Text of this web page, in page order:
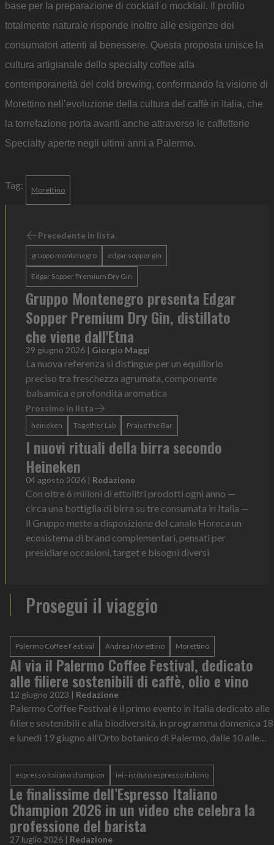
base per la preparazione di cocktail o mocktail. Il profilo
totalmente naturale risponde inoltre alle esigenze dei
consumatori attenti al benessere. Questa proposta unisce la
cultura artigianale dello specialty coffee alla
contemporaneità del cold brewing, confermando la visione di
Morettino nell’evoluzione della cultura del caffè in Italia, che
la torrefazione porta avanti anche attraverso le caffetterie
Specialty aperte negli ultimi anni a Palermo.
Tag: Morettino
Precedente in lista
gruppo montenegro edgar sopper gin
Edgar Sopper Premium Dry Gin
Gruppo Montenegro presenta Edgar
Sopper Premium Dry Gin, distillato
che viene dall'Etna
29 giugno 2026 | Giorgio Maggi
La nuova referenza si distingue per un equilibrio
preciso tra freschezza agrumata, componente
balsamica e profondità aromatica
Prossimo in lista
heineken Together Lab Praise the Bar
I nuovi rituali della birra secondo
Heineken
04 agosto 2026 | Redazione
Con oltre 6 milioni di ettolitri prodotti ogni anno —
circa una bottiglia di birra su tre consumata in Italia —
il Gruppo mette a disposizione del canale Horeca un
ecosistema di brand complementari, pensati per
presidiare occasioni, target e bisogni diversi
Prosegui il viaggio
Palermo Coffee Festival Andrea Morettino Morettino
Al via il Palermo Coffee Festival, dedicato
alle filiere sostenibili di caffè, olio e vino
12 giugno 2023 | Redazione
Palermo Coffee Festival è il primo evento in Italia dedicato alle
filiere sostenibili e alla biodiversità, in programma domenica 18
e lunedì 19 giugno all’Orto botanico di Palermo, dalle 10 alle
espresso italiano champion iei - istituto espresso italiano
Le finalissime dell’Espresso Italiano
Champion 2026 in un video che celebra la
professione del barista
27 luglio 2026 | Redazione